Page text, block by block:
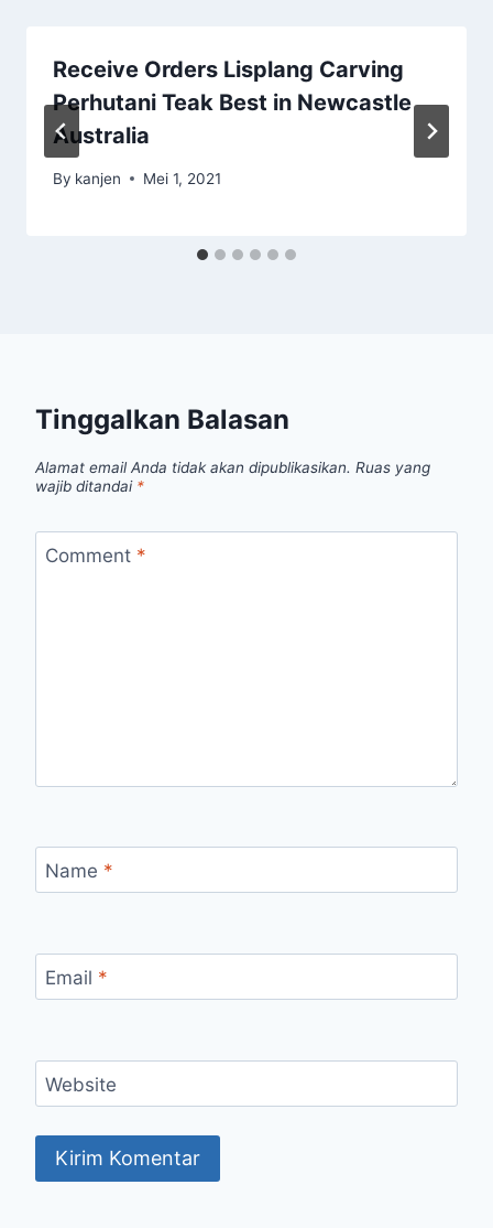
Receive Orders Lisplang Carving
Perhutani Teak Best in Newcastle
Australia
By kanjen Mei 1, 2021
Tinggalkan Balasan
Alamat email Anda tidak akan dipublikasikan. Ruas yang
wajib ditandai *
Comment *
Name *
Email *
Website